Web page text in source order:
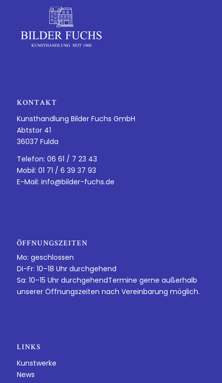
KONTAKT
Kunsthandlung Bilder Fuchs GmbH
Abtstor 41
36037 Fulda
Telefon: 06 61 / 7 23 43
Mobil: 01 71 / 6 39 37 93
E-Mail: info@bilder-fuchs.de
ÖFFNUNGSZEITEN
Mo: geschlossen
Di-Fr: 10–18 Uhr durchgehend
Sa: 10–15 Uhr durchgehendTermine gerne außerhalb
unserer Öffnungszeiten nach Vereinbarung möglich.
LINKS
Kunstwerke
News